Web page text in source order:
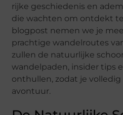
rijke geschiedenis en
die wachten om ontdekt
blogpost nemen we je
prachtige wandelroutes
zullen de natuurlijke
wandelpaden, insider tips
onthullen, zodat je
avontuur.